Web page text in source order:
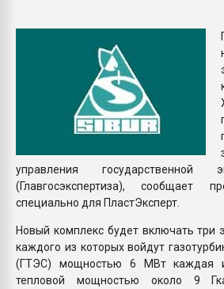
управления государственной
(Главгосэкспертиза), сообщает
специально для ПластЭксперт.
Новый комплекс будет включать три
каждого из которых войдут
(ГТЭС) мощностью 6 МВт каждая и
тепловой мощностью около 9